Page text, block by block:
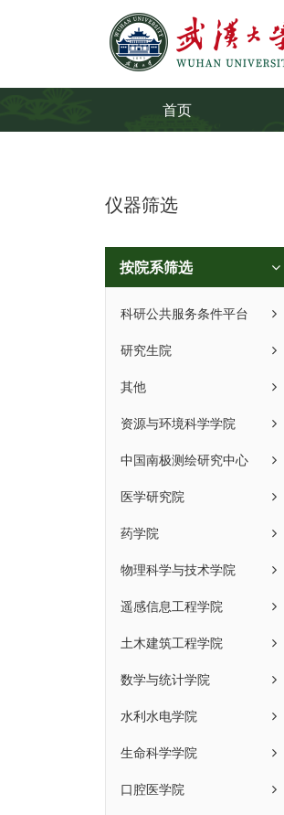
首页
仪器筛选
按院系筛选
科研公共服务条件平台
研究生院
其他
资源与环境科学学院
中国南极测绘研究中心
医学研究院
药学院
物理科学与技术学院
遥感信息工程学院
土木建筑工程学院
数学与统计学院
水利水电学院
生命科学学院
口腔医学院